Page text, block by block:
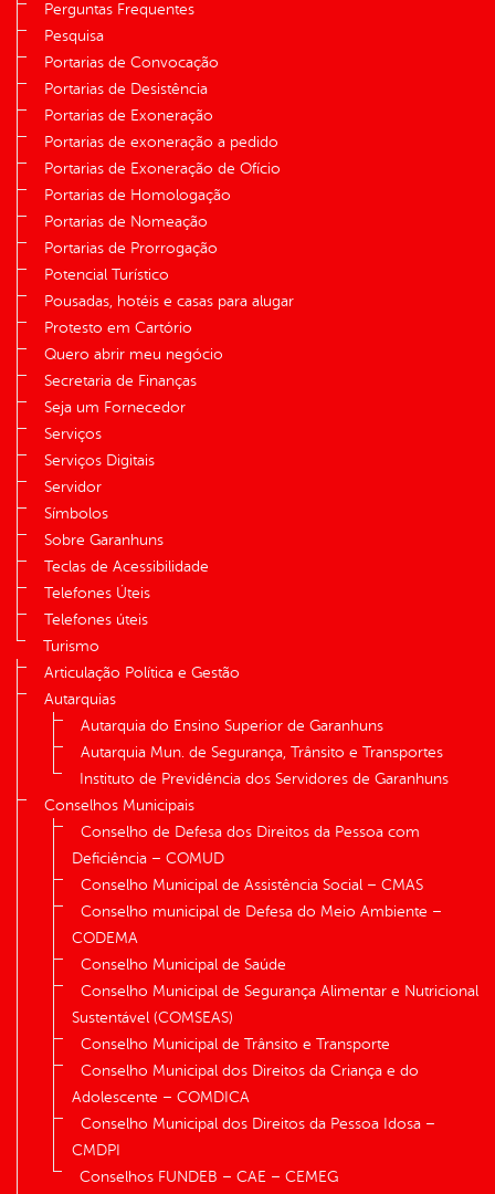
Perguntas Frequentes
Pesquisa
Portarias de Convocação
Portarias de Desistência
Portarias de Exoneração
Portarias de exoneração a pedido
Portarias de Exoneração de Ofício
Portarias de Homologação
Portarias de Nomeação
Portarias de Prorrogação
Potencial Turístico
Pousadas, hotéis e casas para alugar
Protesto em Cartório
Quero abrir meu negócio
Secretaria de Finanças
Seja um Fornecedor
Serviços
Serviços Digitais
Servidor
Símbolos
Sobre Garanhuns
Teclas de Acessibilidade
Telefones Úteis
Telefones úteis
Turismo
Articulação Política e Gestão
Autarquias
Autarquia do Ensino Superior de Garanhuns
Autarquia Mun. de Segurança, Trânsito e Transportes
Instituto de Previdência dos Servidores de Garanhuns
Conselhos Municipais
Conselho de Defesa dos Direitos da Pessoa com
Deficiência – COMUD
Conselho Municipal de Assistência Social – CMAS
Conselho municipal de Defesa do Meio Ambiente –
CODEMA
Conselho Municipal de Saúde
Conselho Municipal de Segurança Alimentar e Nutricional
Sustentável (COMSEAS)
Conselho Municipal de Trânsito e Transporte
Conselho Municipal dos Direitos da Criança e do
Adolescente – COMDICA
Conselho Municipal dos Direitos da Pessoa Idosa –
CMDPI
Conselhos FUNDEB – CAE – CEMEG